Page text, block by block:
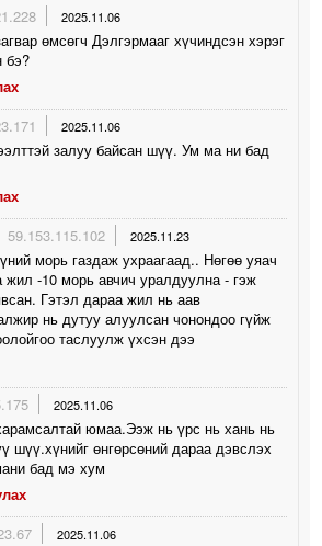
2025.11.06
өмсөгч Дэлгэрмааг хүчиндсэн хэрэг
бэ?
2025.11.06
залуу байсан шүү. Ум ма ни бад
59.153.115.102 2025.11.23
морь газдаж ухраагаад.. Нөгөө уяач
жил -10 морь авчич уралдуулна - гэж
Гэтэл дараа жил нь аав
нь дутуу алуулсан чонондоо гүйж
таслуулж үхсэн дээ
2025.11.06
юмаа.Ээж нь үрс нь хань нь
шүү.хүнийг өнгөрсөний дараа дэвслэх
бад мэ хум
2025.11.06